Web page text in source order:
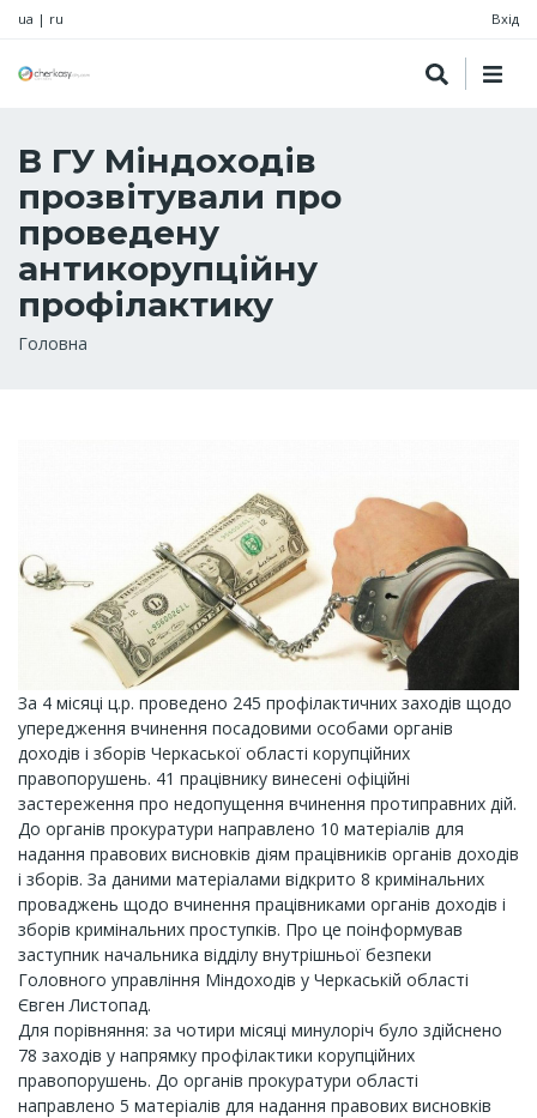
ua | ru Вхід
В ГУ Міндоходів
прозвітували про
проведену
антикорупційну
профілактику
Рядок
Головна
За 4 місяці ц.р. проведено 245 профілактичних заходів щодо
упередження вчинення посадовими особами органів
доходів і зборів Черкаської області корупційних
правопорушень. 41 працівнику винесені офіційні
застереження про недопущення вчинення протиправних дій.
До органів прокуратури направлено 10 матеріалів для
надання правових висновків діям працівників органів доходів
і зборів. За даними матеріалами відкрито 8 кримінальних
проваджень щодо вчинення працівниками органів доходів і
зборів кримінальних проступків. Про це поінформував
заступник начальника відділу внутрішньої безпеки
Головного управління Міндоходів у Черкаській області
Євген Листопад.
Для порівняння: за чотири місяці минулоріч було здійснено
78 заходів у напрямку профілактики корупційних
правопорушень. До органів прокуратури області
направлено 5 матеріалів для надання правових висновків